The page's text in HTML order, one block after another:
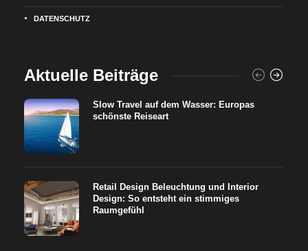
DATENSCHUTZ
Aktuelle Beiträge
Slow Travel auf dem Wasser: Europas
schönste Reiseart
Retail Design Beleuchtung und Interior
Design: So entsteht ein stimmiges
Raumgefühl